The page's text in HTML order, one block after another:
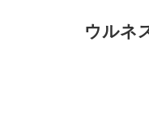
ウルネ